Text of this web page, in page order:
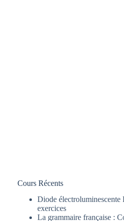
Cours Récents
Diode
exercices
La grammaire française :